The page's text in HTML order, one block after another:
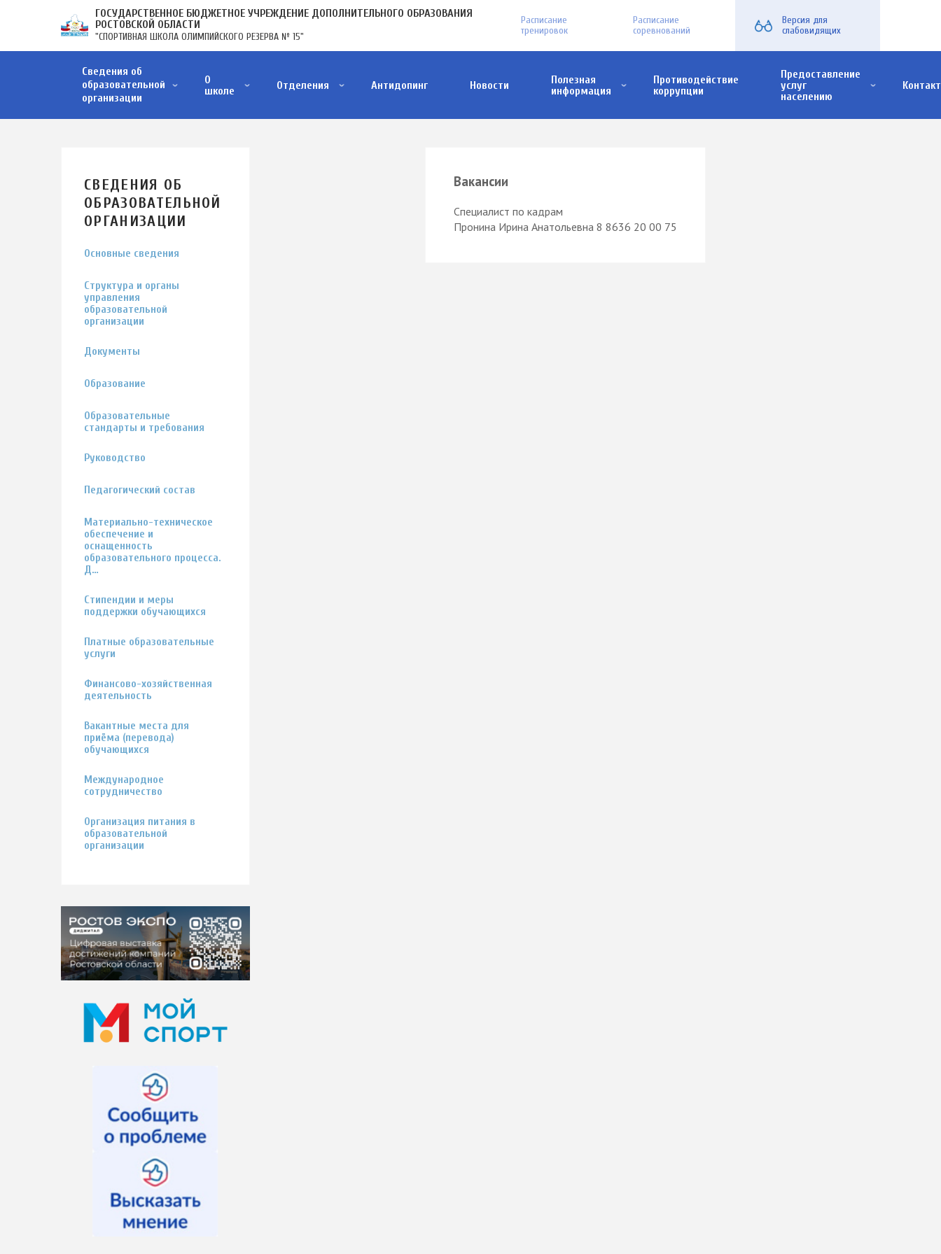
содержанию
ГОСУДАРСТВЕННОЕ БЮДЖЕТНОЕ УЧРЕЖДЕНИЕ ДОПОЛНИТЕЛЬНОГО ОБРАЗОВАНИЯ
РОСТОВСКОЙ ОБЛАСТИ
"СПОРТИВНАЯ ШКОЛА ОЛИМПИЙСКОГО РЕЗЕРВА № 15"
Расписание
тренировок
Расписание
соревнований
Версия для
слабовидящих
НАВИГАЦИЯ
Сведения об
образовательной
организации
О
школе
Отделения Антидопинг Новости
Полезная
информация
Противодействие
коррупции
Предоставление
услуг
населению
Вакансии
Специалист по кадрам
Пронина Ирина Анатольевна 8 8636 20 00 75
СВЕДЕНИЯ ОБ
ОБРАЗОВАТЕЛЬНОЙ
ОРГАНИЗАЦИИ
Основные сведения
Структура и органы
управления
образовательной
организации
Документы
Образование
Образовательные
стандарты и требования
Руководство
Педагогический состав
Материально-техническое
обеспечение и
оснащенность
образовательного процесса.
Д…
Стипендии и меры
поддержки обучающихся
Платные образовательные
услуги
Финансово-хозяйственная
деятельность
Вакантные места для
приёма (перевода)
обучающихся
Международное
сотрудничество
Организация питания в
образовательной
организации